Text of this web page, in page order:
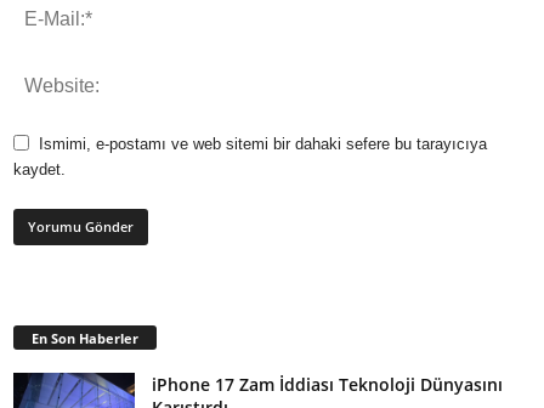
Ismimi, e-postamı ve web sitemi bir dahaki sefere bu tarayıcıya
kaydet.
En Son Haberler
iPhone 17 Zam İddiası Teknoloji Dünyasını